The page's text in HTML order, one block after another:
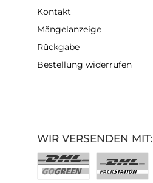
Kontakt
Mängelanzeige
Rückgabe
Bestellung widerrufen
WIR VERSENDEN MIT: